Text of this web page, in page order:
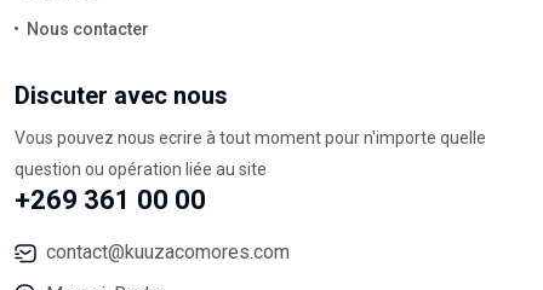
Nous contacter
Discuter avec nous
Vous pouvez nous ecrire à tout moment pour n'importe quelle
question ou opération liée au site
+269 361 00 00
contact@kuuzacomores.com